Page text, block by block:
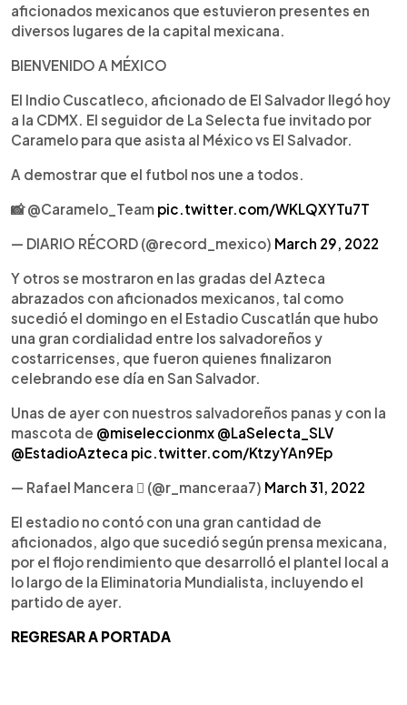
aficionados mexicanos que estuvieron presentes en
diversos lugares de la capital mexicana.
BIENVENIDO A MÉXICO
El Indio Cuscatleco, aficionado de El Salvador llegó hoy
a la CDMX. El seguidor de La Selecta fue invitado por
Caramelo para que asista al México vs El Salvador.
A demostrar que el futbol nos une a todos.
📸 @Caramelo_Team pic.twitter.com/WKLQXYTu7T
— DIARIO RÉCORD (@record_mexico) March 29, 2022
Y otros se mostraron en las gradas del Azteca
abrazados con aficionados mexicanos, tal como
sucedió el domingo en el Estadio Cuscatlán que hubo
una gran cordialidad entre los salvadoreños y
costarricenses, que fueron quienes finalizaron
celebrando ese día en San Salvador.
Unas de ayer con nuestros salvadoreños panas y con la
mascota de @miseleccionmx @LaSelecta_SLV
@EstadioAzteca pic.twitter.com/KtzyYAn9Ep
— Rafael Mancera  (@r_manceraa7) March 31, 2022
El estadio no contó con una gran cantidad de
aficionados, algo que sucedió según prensa mexicana,
por el flojo rendimiento que desarrolló el plantel local a
lo largo de la Eliminatoria Mundialista, incluyendo el
partido de ayer.
REGRESAR A PORTADA